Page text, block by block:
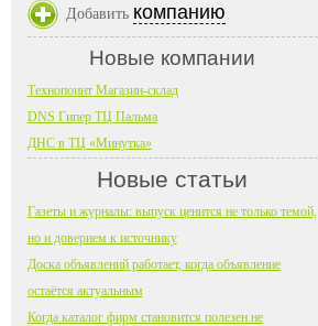
Добавить компанию
Новые компании
Технопоинт Магазин-склад
DNS Гипер ТЦ Пальма
ДНС в ТЦ «Минутка»
Новые статьи
Газеты и журналы: выпуск ценится не только темой,
но и доверием к источнику
Доска объявлений работает, когда объявление
остаётся актуальным
Когда каталог фирм становится полезен не